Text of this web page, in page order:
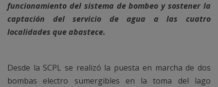
funcionamiento del sistema de bombeo y sostener la
captación del servicio de agua a las cuatro
localidades que abastece.
Desde la SCPL se realizó la puesta en marcha de dos
bombas electro sumergibles en la toma del lago